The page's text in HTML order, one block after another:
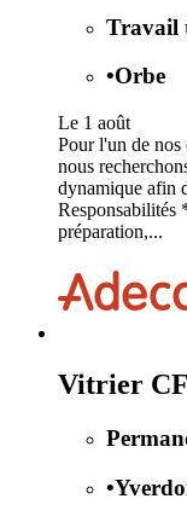
Travail
•Orbe
Le 1 août
Pour l'un de nos
nous
dynamique afin
Responsabilités
préparation,...
Vitrier
•